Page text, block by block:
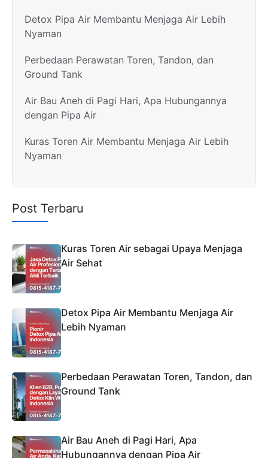
Detox Pipa Air Membantu Menjaga Air Lebih
Nyaman
Perbedaan Perawatan Toren, Tandon, dan
Ground Tank
Air Bau Aneh di Pagi Hari, Apa Hubungannya
dengan Pipa Air
Kuras Toren Air Membantu Menjaga Air Lebih
Nyaman
Post Terbaru
Kuras Toren Air sebagai Upaya Menjaga
Air Sehat
Detox Pipa Air Membantu Menjaga Air
Lebih Nyaman
Perbedaan Perawatan Toren, Tandon, dan
Ground Tank
Air Bau Aneh di Pagi Hari, Apa
Hubungannya dengan Pipa Air